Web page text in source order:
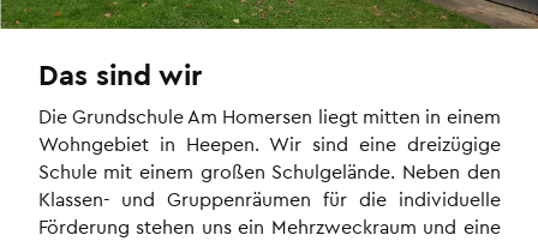
Das sind wir
Die Grundschule Am Homersen liegt mitten in einem
Wohngebiet in Heepen. Wir sind eine dreizügige
Schule mit einem großen Schulgelände. Neben den
Klassen- und Gruppenräumen für die individuelle
Förderung stehen uns ein Mehrzweckraum und eine